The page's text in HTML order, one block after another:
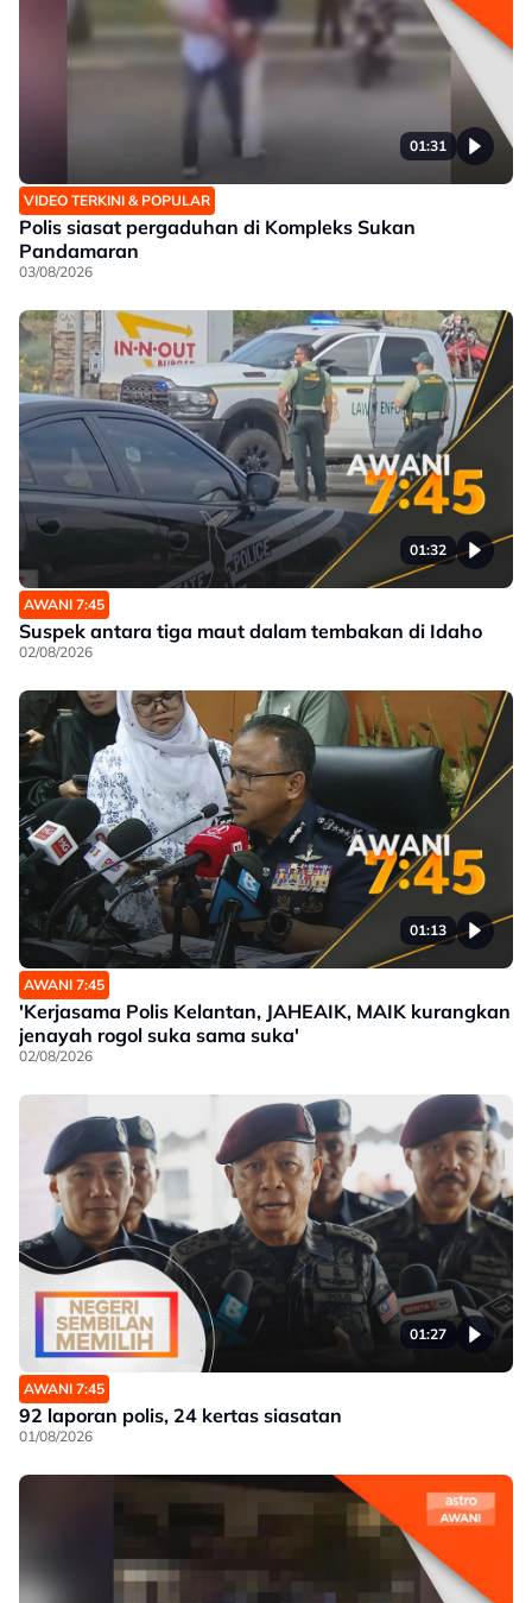
01:31
VIDEO TERKINI & POPULAR
Polis siasat pergaduhan di Kompleks Sukan
Pandamaran
03/08/2026
01:32
AWANI 7:45
Suspek antara tiga maut dalam tembakan di Idaho
02/08/2026
01:13
AWANI 7:45
'Kerjasama Polis Kelantan, JAHEAIK, MAIK kurangkan
jenayah rogol suka sama suka'
02/08/2026
01:27
AWANI 7:45
92 laporan polis, 24 kertas siasatan
01/08/2026